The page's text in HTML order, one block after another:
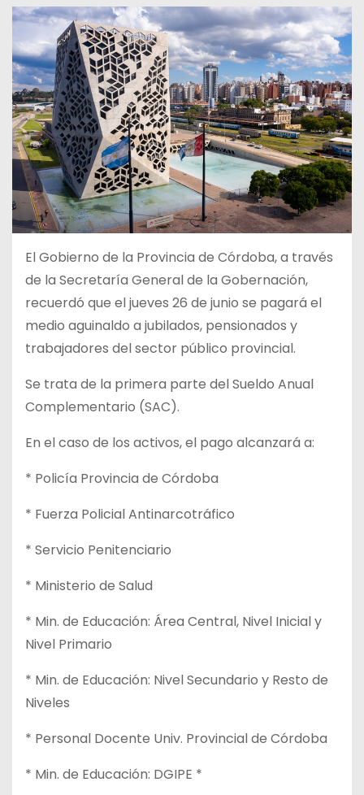
El Gobierno de la Provincia de Córdoba, a través
de la Secretaría General de la Gobernación,
recuerdó que el jueves 26 de junio se pagará el
medio aguinaldo a jubilados, pensionados y
trabajadores del sector público provincial.
Se trata de la primera parte del Sueldo Anual
Complementario (SAC).
En el caso de los activos, el pago alcanzará a:
* Policía Provincia de Córdoba
* Fuerza Policial Antinarcotráfico
* Servicio Penitenciario
* Ministerio de Salud
* Min. de Educación: Área Central, Nivel Inicial y
Nivel Primario
* Min. de Educación: Nivel Secundario y Resto de
Niveles
* Personal Docente Univ. Provincial de Córdoba
* Min. de Educación: DGIPE *